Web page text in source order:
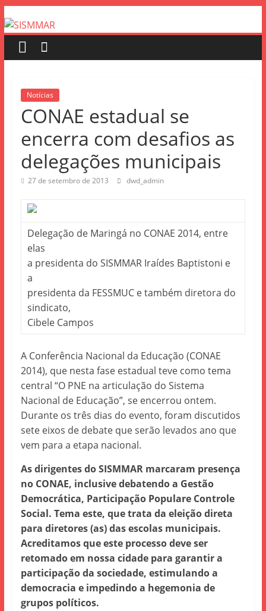
Notícias
CONAE estadual se
encerra com desafios as
delegações municipais
27 de setembro de 2013 dwd_admin
Delegação de Maringá no CONAE 2014, entre
elas
a presidenta do SISMMAR Iraídes Baptistoni e
a
presidenta da FESSMUC e também diretora do
sindicato,
Cibele Campos
A Conferência Nacional da Educação (CONAE
2014), que nesta fase estadual teve como tema
central “O PNE na articulação do Sistema
Nacional de Educação”, se encerrou ontem.
Durante os três dias do evento, foram discutidos
sete eixos de debate que serão levados ano que
vem para a etapa nacional.
As dirigentes do SISMMAR marcaram presença
no CONAE, inclusive debatendo a Gestão
Democrática, Participação Populare Controle
Social. Tema este, que trata da eleição direta
para diretores (as) das escolas municipais.
Acreditamos que este processo deve ser
retomado em nossa cidade para garantir a
participação da sociedade, estimulando a
democracia e impedindo a hegemonia de
grupos políticos.